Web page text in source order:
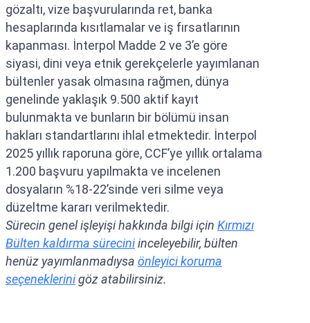
gözaltı, vize başvurularında ret, banka
hesaplarında kısıtlamalar ve iş fırsatlarının
kapanması. İnterpol Madde 2 ve 3’e göre
siyasi, dini veya etnik gerekçelerle yayımlanan
bültenler yasak olmasına rağmen, dünya
genelinde yaklaşık 9.500 aktif kayıt
bulunmakta ve bunların bir bölümü insan
hakları standartlarını ihlal etmektedir. İnterpol
2025 yıllık raporuna göre, CCF’ye yıllık ortalama
1.200 başvuru yapılmakta ve incelenen
dosyaların %18-22’sinde veri silme veya
düzeltme kararı verilmektedir.
Sürecin genel işleyişi hakkında bilgi için Kırmızı
Bülten kaldırma süreciniinceleyebilir, bülten
henüz yayımlanmadıysa önleyici koruma
seçeneklerinigöz atabilirsiniz.